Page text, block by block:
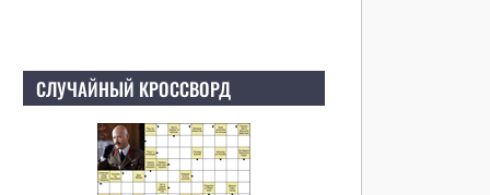
СЛУЧАЙНЫЙ КРОССВОРД